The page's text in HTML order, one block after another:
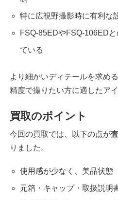
特に広視野撮影時に有利な
FSQ-85EDやFSQ-106ED
ている
より細かいディテールを求め
精度で撮りたい方に適したアイ
買取のポイント
今回の買取では、以下の点が
りました。
使用感が少なく、美品状態
元箱・キャップ・取扱説明